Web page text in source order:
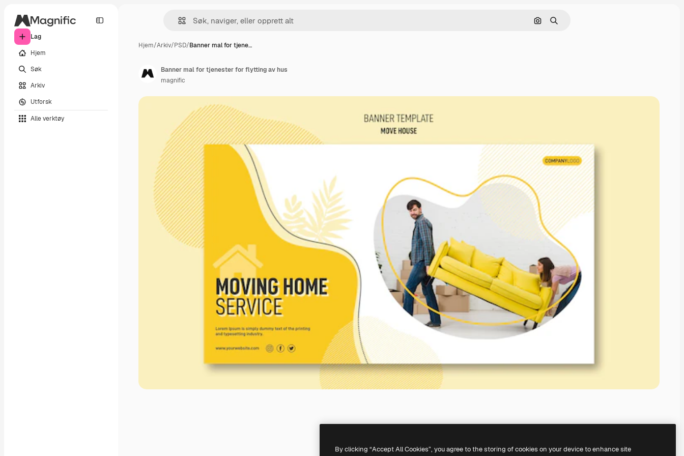
Lag
Hjem
Søk
Arkiv
Utforsk
Alle verktøy
Søk etter bilde
Søk
Hjem/Arkiv/PSD/Banner mal for tjene…
Banner mal for tjenester for flytting av hus
magnific
By clicking “Accept All Cookies”, you agree to the storing of cookies on your device to enhance site